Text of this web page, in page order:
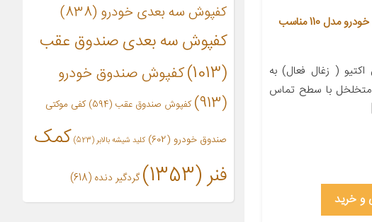
فیلتر کربن فعال کابین خودرو مدل 110 مناسب
( زغال فعال) به
متخلخل با سطح تماس
و خرید
کفپوش سه بعدی خودرو (838)
کفپوش سه بعدی صندوق عقب
(1013)
کفپوش صندوق خودرو
(913)
کفپوش صندوق عقب (594) کفی موکتی
صندوق خودرو (602) کلید شیشه بالابر(523)
کمک
فنر(1353) گردگیر دنده (618)